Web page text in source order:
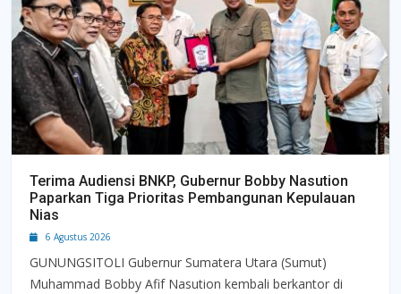
Terima Audiensi BNKP, Gubernur Bobby Nasution
Paparkan Tiga Prioritas Pembangunan Kepulauan
Nias
6 Agustus 2026
GUNUNGSITOLI Gubernur Sumatera Utara (Sumut)
Muhammad Bobby Afif Nasution kembali berkantor di